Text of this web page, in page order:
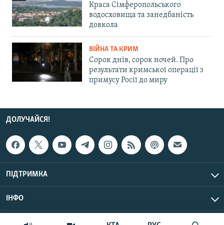
Краса Сімферопольського
водосховища та занедбаність
довкола
ВІЙНА ТА КРИМ
Сорок днів, сорок ночей. Про
результати кримської операції з
примусу Росії до миру
ДОЛУЧАЙСЯ!
ПІДТРИМКА
ІНФО